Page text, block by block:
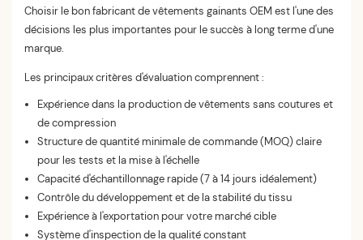
Choisir le bon fabricant de vêtements gainants OEM est l'une des
décisions les plus importantes pour le succès à long terme d'une
marque.
Les principaux critères d'évaluation comprennent :
Expérience dans la production de vêtements sans coutures et
de compression
Structure de quantité minimale de commande (MOQ) claire
pour les tests et la mise à l'échelle
Capacité d'échantillonnage rapide (7 à 14 jours idéalement)
Contrôle du développement et de la stabilité du tissu
Expérience à l'exportation pour votre marché cible
Système d'inspection de la qualité constant